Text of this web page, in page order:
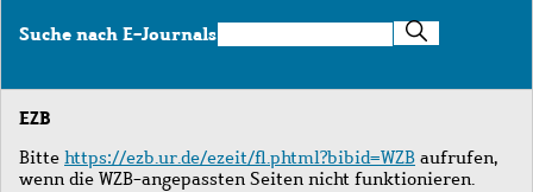
Katalog
Suche nach E-JournalsSuche
nach
Journals
EZB
Bitte https://ezb.ur.de/ezeit/fl.phtml?bibid=WZB aufrufen,
wenn die WZB-angepassten Seiten nicht funktionieren.